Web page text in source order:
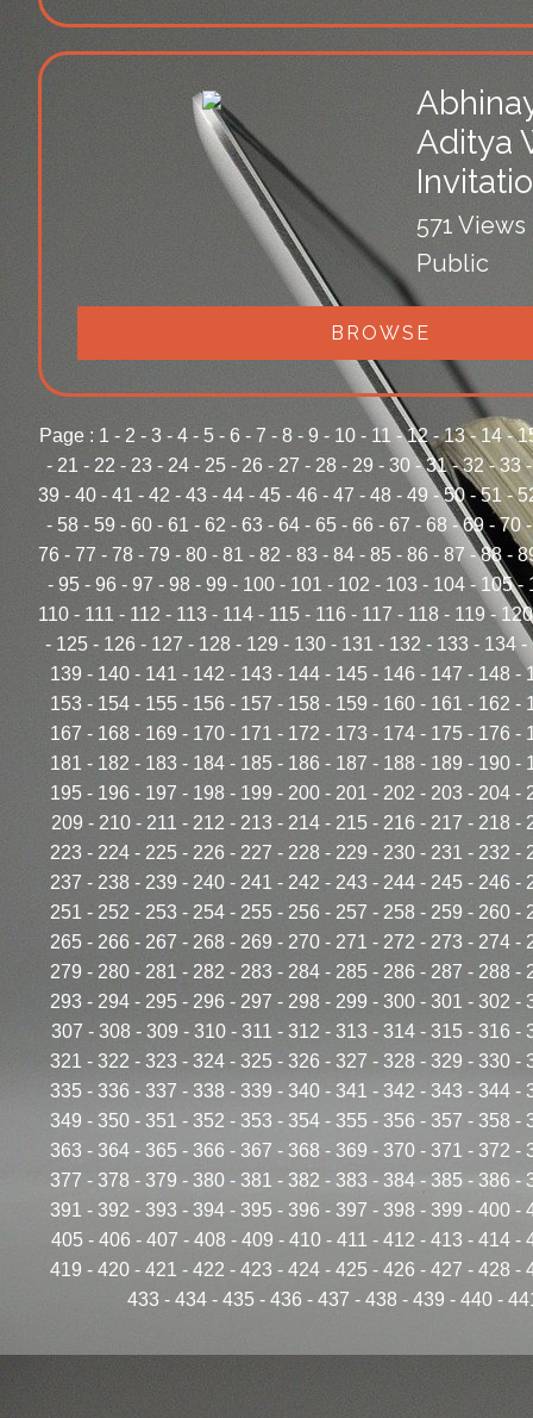
Aditya
571 Views
Public
BROWSE
Page : 1 - 2 - 3- 4- 5- 6- 7 - 8- 9 - 10- 11-12 -13-14-
- 21 - 22 - 23- 24- 25- 26- 27 - 28- 29 - 30-31-32-33
39 - 40 - 41 - 42 - 43 - 44 - 45 - 46 - 47 - 48 - 49 -50-51-
- 58- 59- 60- 61 - 62 - 63- 64- 65- 66- 67 - 68 -69-70
76 - 77 - 78 - 79 - 80 - 81 - 82 - 83 - 84 - 85 - 86 - 87 -88-
- 95 - 96 - 97 - 98 - 99 - 100 - 101 - 102 - 103 - 104 -105-
110 - 111 - 112 - 113 - 114 - 115 - 116 - 117 - 118 - 119 - 120
- 125- 126- 127 - 128 - 129 - 130- 131 - 132 - 133 - 134-
139 - 140 - 141 - 142 - 143 - 144 - 145 - 146 - 147 - 148 -
153 - 154 - 155 - 156 - 157 - 158 - 159 - 160 - 161 - 162 -
167 - 168 - 169 - 170 - 171 - 172 - 173 - 174 - 175 - 176 -
181 - 182 - 183 - 184 - 185 - 186 - 187 - 188 - 189 - 190 -
195 - 196 - 197 - 198 - 199 - 200 - 201 - 202 - 203 - 204 -
209 - 210- 211 - 212 - 213- 214- 215- 216- 217 - 218-
223 - 224 - 225 - 226 - 227 - 228 - 229 - 230 - 231 - 232 -
237 - 238 - 239 - 240 - 241 - 242 - 243 - 244 - 245 - 246 -
251 - 252 - 253 - 254 - 255 - 256 - 257 - 258 - 259 - 260 -
265 - 266 - 267 - 268 - 269 - 270 - 271 - 272 - 273 - 274 -
279 - 280 - 281 - 282 - 283 - 284 - 285 - 286 - 287 - 288 -
293 - 294 - 295 - 296 - 297 - 298 - 299 - 300 - 301 - 302 -
307 - 308 - 309 - 310- 311 - 312 - 313- 314- 315 - 316 -
321 - 322 - 323 - 324 - 325 - 326 - 327 - 328 - 329 - 330 -
335 - 336 - 337 - 338 - 339 - 340 - 341 - 342 - 343 - 344 -
349 - 350 - 351 - 352 - 353 - 354 - 355 - 356 - 357 - 358 -
363 - 364 - 365 - 366 - 367 - 368 - 369 - 370 - 371 - 372 -
377 - 378 - 379 - 380 - 381 - 382 - 383 - 384 - 385 - 386 -
391 - 392 - 393 - 394 - 395 - 396 - 397 - 398 - 399 - 400 -
405 - 406 - 407 - 408 - 409 - 410- 411 - 412 - 413 - 414-
419 - 420 - 421 - 422 - 423 - 424 - 425 - 426 - 427 - 428 -
433 - 434- 435- 436 - 437 - 438 - 439 - 440-